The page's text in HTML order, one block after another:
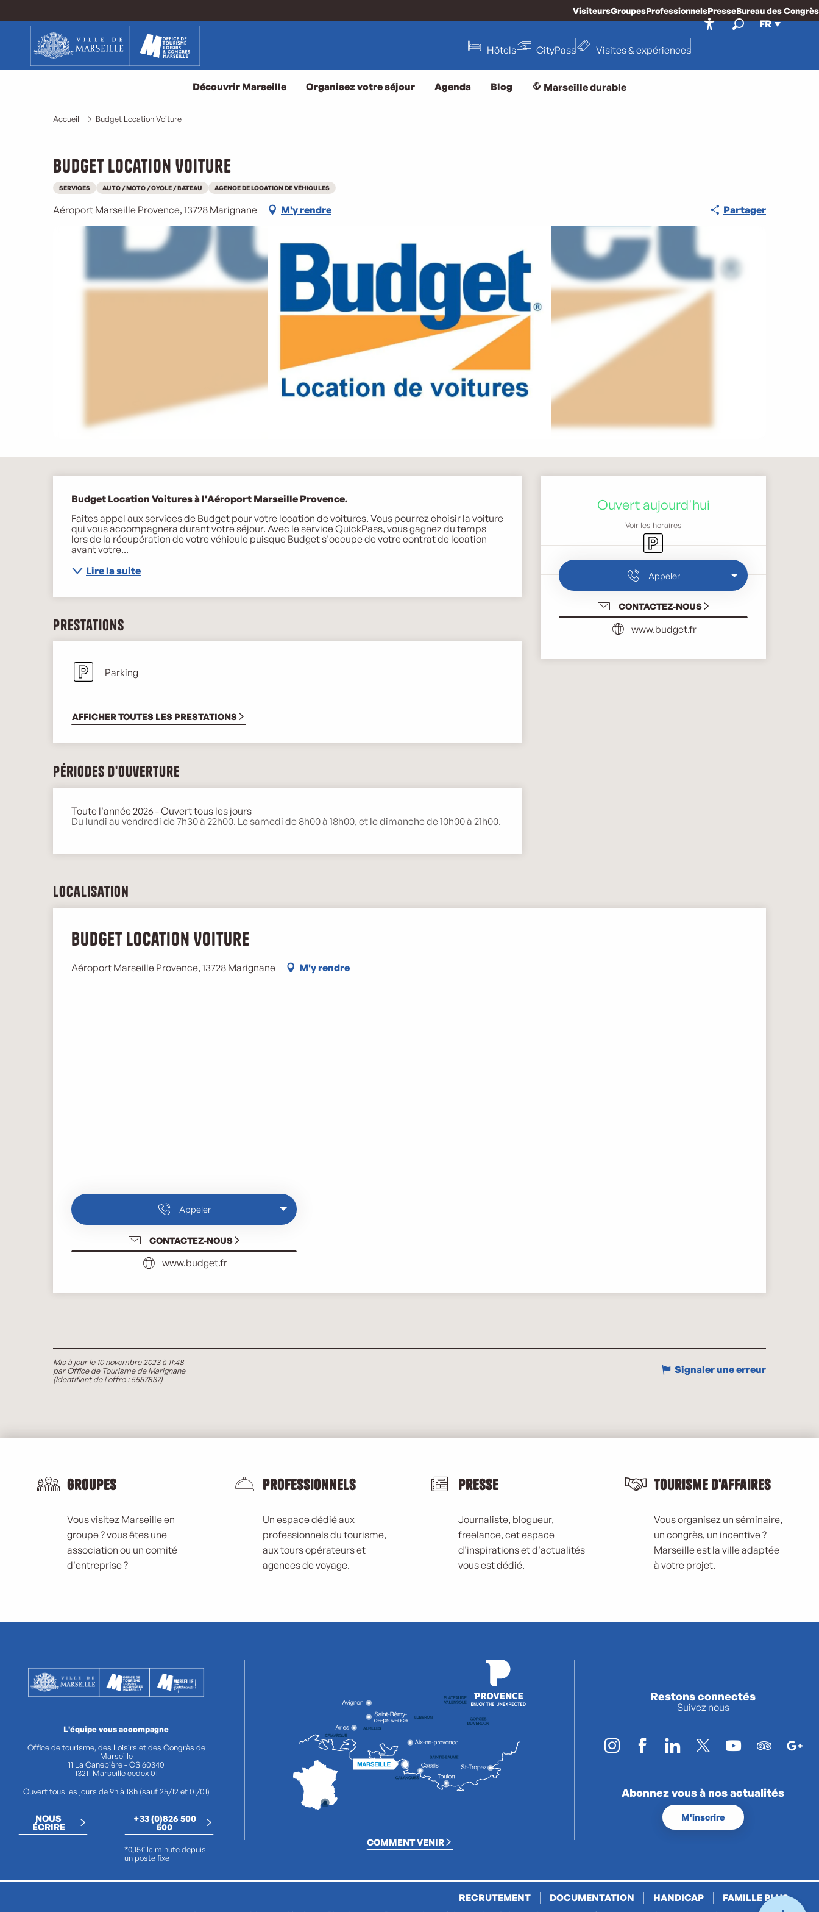
contenu
FR
VisiteursGroupesProfessionnelsPresseBureau des Congrès
Hôtels CityPass Visites & expériences
Découvrir Marseille Organisez votre séjour Agenda Blog Marseille durable
Accueil Budget Location Voiture
Budget Location Voiture
SERVICES AUTO / MOTO / CYCLE / BATEAU AGENCE DE LOCATION DE VÉHICULES
Aéroport Marseille Provence, 13728 Marignane M'y rendre Partager
Ouverture et
Ouvert aujourd'hui
Voir les horaires
Parking
Appeler
CONTACTEZ-NOUS
www.budget.fr
Description
Budget Location Voitures à l'Aéroport Marseille Provence.
Faites appel aux services de Budget pour votre location de voitures. Vous pourrez choisir la voiture
qui vous accompagnera durant votre séjour. Avec le service QuickPass, vous gagnez du temps
lors de la récupération de votre véhicule puisque Budget s'occupe de votre contrat de location
avant votre...
Lire la suite
Prestations
Parking
AFFICHER TOUTES LES PRESTATIONS
Périodes d'ouverture
Toute l'année 2026 - Ouvert tous les jours
Du lundi au vendredi de 7h30 à 22h00. Le samedi de 8h00 à 18h00, et le dimanche de 10h00 à 21h00.
Localisation
Budget Location Voiture
Aéroport Marseille Provence, 13728 Marignane M'y rendre
Appeler
CONTACTEZ-NOUS
www.budget.fr
Mis à jour le 10 novembre 2023 à 11:48
par Office de Tourisme de Marignane
(Identifiant de l'offre :5557837)
Signaler une erreur
Groupes
Vous visitez Marseille en
groupe ? vous êtes une
association ou un comité
d'entreprise ?
Professionnels
Un espace dédié aux
professionnels du tourisme,
aux tours opérateurs et
agences de voyage.
Presse
Journaliste, blogueur,
freelance, cet espace
d'inspirations et d'actualités
vous est dédié.
Tourisme d'affaires
Vous organisez un séminaire,
un congrès, un incentive ?
Marseille est la ville adaptée
à votre projet.
L'équipe vous accompagne
Office de tourisme, des Loisirs et des Congrès de
Marseille
11 La Canebière - CS 60340
13211 Marseille cedex 01
Ouvert tous les jours de 9h à 18h (sauf 25/12 et 01/01)
NOUS
ÉCRIRE
+33 (0)826 500
500
*0,15€ la minute depuis
un poste fixe
COMMENT VENIR
Restons connectés
Suivez nous
Abonnez vous à nos actualités
M'inscrire
RECRUTEMENT DOCUMENTATION HANDICAP FAMILLE PLUS